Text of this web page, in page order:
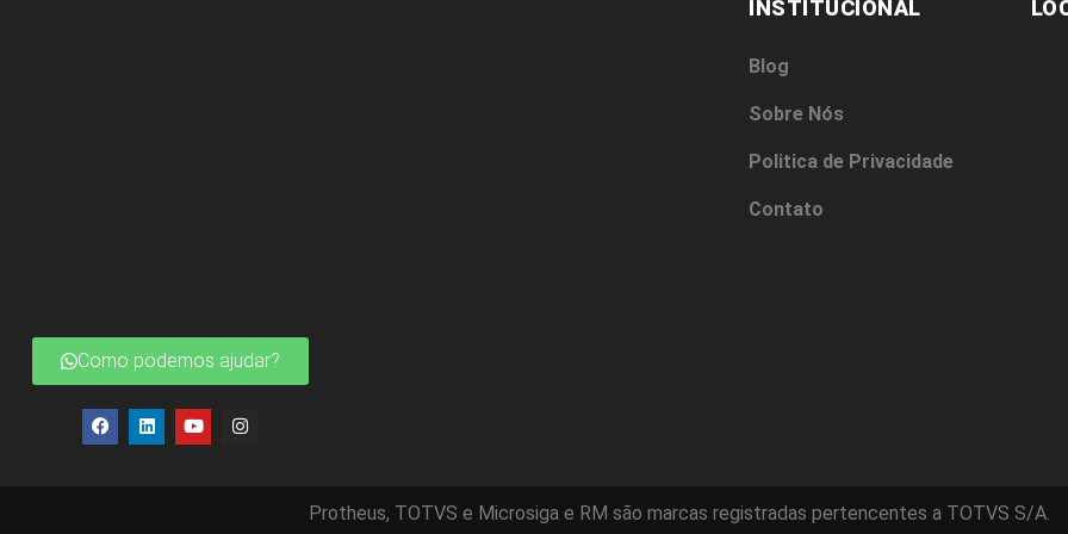
Como podemos ajudar?
INSTITUCIONAL
Blog
Sobre Nós
Politica de Privacidade
Contato
Protheus, TOTVS e Microsiga e RM são marcas registradas pertencentes a TOTVS S/A.